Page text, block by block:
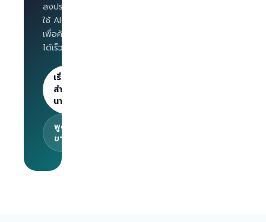
ลงประกาศงาน และ
ใช้ AI Interview
เพื่อคัดกรองผู้สมัคร
ได้เร็วขึ้น
เริ่มต้น
สำหรับ
นายจ้าง
พูดคุยกับทีม
ขาย